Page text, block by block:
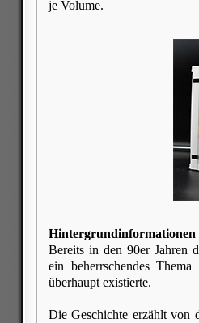
je Volume.
Bereits in den 90er Jahren
ein beherrschendes
überhaupt existierte.
Die Geschichte erzählt von